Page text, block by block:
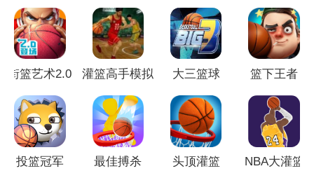
街篮艺术2.0
灌篮高手模拟
大三篮球 篮下王者
投篮冠军 最佳搏杀 头顶灌篮 NBA大灌篮